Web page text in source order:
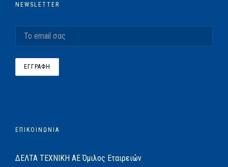
NEWSLETTER
ΕΠΙΚΟΙΝΩΝΙΑ
ΔΕΛΤΑ ΤΕΧΝΙΚΗ ΑΕΌμιλος Εταιρειών